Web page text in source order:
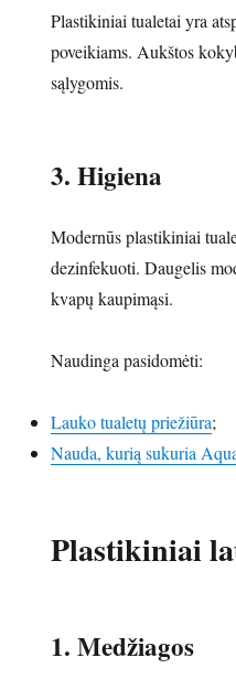
Plastikiniai tualetai yra
poveikiams. Aukštos
sąlygomis.
3. Higiena
Modernūs plastikiniai
dezinfekuoti. Daugelis
kvapų kaupimąsi.
Naudinga pasidomėti:
Lauko tualetų priežiūra;
Nauda, kurią sukuria
Plastikiniai
1. Medžiagos